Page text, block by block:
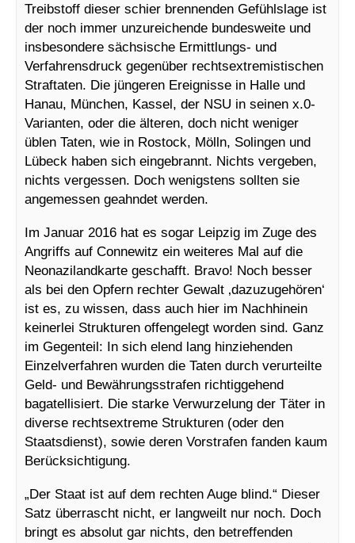
Treibstoff dieser schier brennenden Gefühlslage ist
der noch immer unzureichende bundesweite und
insbesondere sächsische Ermittlungs- und
Verfahrensdruck gegenüber rechtsextremistischen
Straftaten. Die jüngeren Ereignisse in Halle und
Hanau, München, Kassel, der NSU in seinen x.0-
Varianten, oder die älteren, doch nicht weniger
üblen Taten, wie in Rostock, Mölln, Solingen und
Lübeck haben sich eingebrannt. Nichts vergeben,
nichts vergessen. Doch wenigstens sollten sie
angemessen geahndet werden.
Im Januar 2016 hat es sogar Leipzig im Zuge des
Angriffs auf Connewitz ein weiteres Mal auf die
Neonazilandkarte geschafft. Bravo! Noch besser
als bei den Opfern rechter Gewalt ‚dazuzugehören‘
ist es, zu wissen, dass auch hier im Nachhinein
keinerlei Strukturen offengelegt worden sind. Ganz
im Gegenteil: In sich elend lang hinziehenden
Einzelverfahren wurden die Taten durch verurteilte
Geld- und Bewährungsstrafen richtiggehend
bagatellisiert. Die starke Verwurzelung der Täter in
diverse rechtsextreme Strukturen (oder den
Staatsdienst), sowie deren Vorstrafen fanden kaum
Berücksichtigung.
„Der Staat ist auf dem rechten Auge blind.“ Dieser
Satz überrascht nicht, er langweilt nur noch. Doch
bringt es absolut gar nichts, den betreffenden